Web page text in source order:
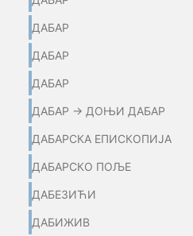
ДАБАР
ДАБАР
ДАБАР
ДАБАР → ДОЊИ ДАБАР
ДАБАРСКА ЕПИСКОПИЈА
ДАБАРСКО ПОЉЕ
ДАБЕЗИЋИ
ДАБИЖИВ